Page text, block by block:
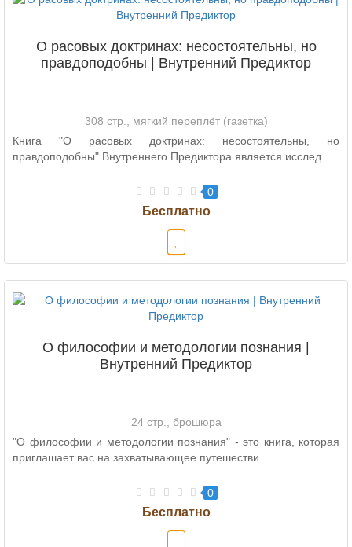
О расовых доктринах: несостоятельны, но
правдоподобны | Внутренний Предиктор
308 стр., мягкий переплёт (газетка)
Книга "О расовых доктринах: несостоятельны, но
правдоподобны" Внутреннего Предиктора является исслед..
0
О философии и методологии познания |
Внутренний Предиктор
24 стр., брошюра
"О философии и методологии познания" - это книга, которая
приглашает вас на захватывающее путешестви..
0